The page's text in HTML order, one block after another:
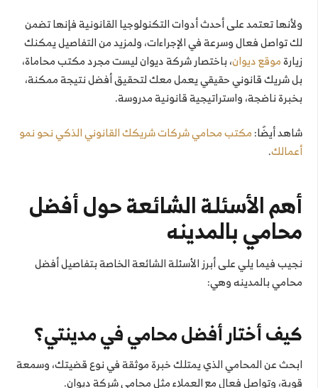
ولأنها تعتمد على أحدث أدوات التكنولوجيا القانونية فإنها تضمن
لك تواصل فعال وسرعة في الإجراءات، ولمزيد من التفاصيل يمكنك
زيارةموقع ديوان، باختصار شركة ديوان ليست مجرد مكتب محاماة،
بل شريك قانوني حقيقي يعمل معك لتحقيق أفضل نتيجة ممكنة،
بخبرة ناضجة، واستراتيجية قانونية مدروسة.
شاهد أيضًا:مكتب محامي شركات شريكك القانوني الذكي نحو نمو
أعمالك.
أهم الأسئلة الشائعة حول أفضل
محامي بالمدينه
نجيب فيما يلي على أبرز الأسئلة الشائعة الخاصة بتفاصيل أفضل
محامي بالمدينه وهي:
كيف أختار أفضل محامي في مدينتي؟
ابحث عن المحامي الذي يمتلك خبرة موثقة في نوع قضيتك، وسمعة
قوية، وتواصل فعال مع العملاء مثل محامي شركة ديوان.